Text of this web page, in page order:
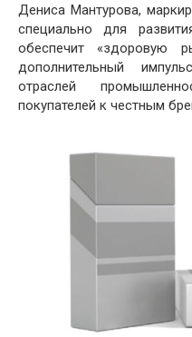
Дениса Мантурова,
специально для
обеспечит «здоровую
дополнительный
отраслей
покупателей к честным